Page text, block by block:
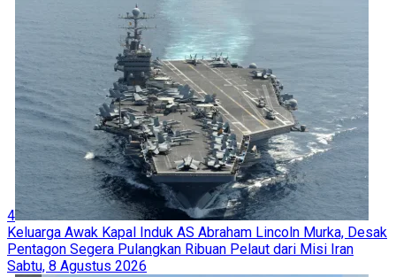
4
Keluarga Awak Kapal Induk AS Abraham Lincoln Murka, Desak
Pentagon Segera Pulangkan Ribuan Pelaut dari Misi Iran
Sabtu, 8 Agustus 2026